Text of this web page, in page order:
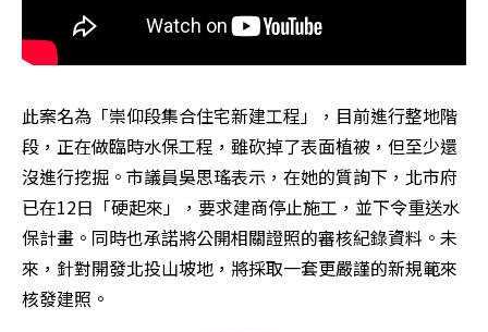
此案名為「崇仰段集合住宅新建工程」，目前進行整地階
段，正在做臨時水保工程，雖砍掉了表面植被，但至少還
沒進行挖掘。市議員吳思瑤表示，在她的質詢下，北市府
已在12日「硬起來」，要求建商停止施工，並下令重送水
保計畫。同時也承諾將公開相關證照的審核紀錄資料。未
來，針對開發北投山坡地，將採取一套更嚴謹的新規範來
核發建照。